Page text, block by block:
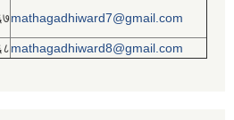
mathagadhiward7@gmail.com
mathagadhiward8@gmail.com